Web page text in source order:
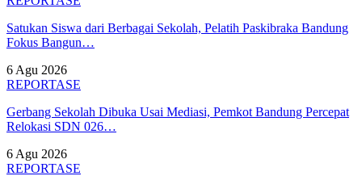
Satukan Siswa dari Berbagai Sekolah, Pelatih Paskibraka Bandung
Fokus Bangun…
6 Agu 2026
REPORTASE
Gerbang Sekolah Dibuka Usai Mediasi, Pemkot Bandung Percepat
Relokasi SDN 026…
6 Agu 2026
REPORTASE